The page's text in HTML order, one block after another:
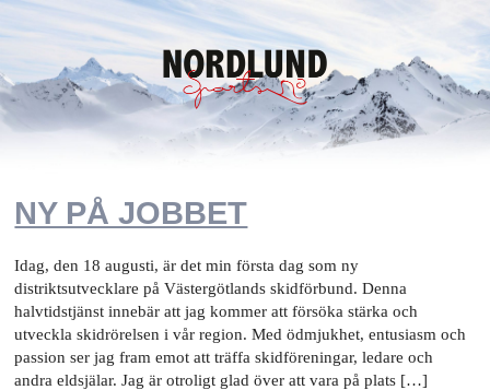
NY PÅ JOBBET
Idag, den 18 augusti, är det min första dag som ny
distriktsutvecklare på Västergötlands skidförbund. Denna
halvtidstjänst innebär att jag kommer att försöka stärka och
utveckla skidrörelsen i vår region. Med ödmjukhet, entusiasm och
passion ser jag fram emot att träffa skidföreningar, ledare och
andra eldsjälar. Jag är otroligt glad över att vara på plats […]